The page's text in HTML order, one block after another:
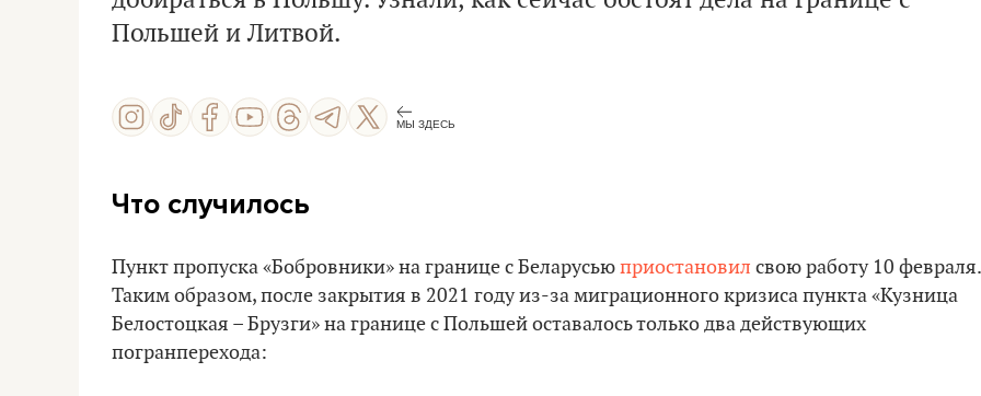
Польшей и Литвой.
МЫ ЗДЕСЬ
Что случилось
Пункт пропуска «Бобровники» на границе с Беларусьюприостановил свою работу 10 февраля.
Таким образом, после закрытия в 2021 году из-за миграционного кризиса пункта «Кузница
Белостоцкая – Брузги» на границе с Польшей оставалось только два действующих
погранперехода: